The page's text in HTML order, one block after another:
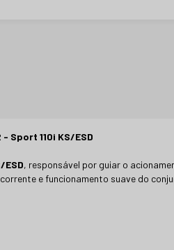
- Sport 110i KS/ESD
ESD, responsável por guiar o
e funcionamento suave do